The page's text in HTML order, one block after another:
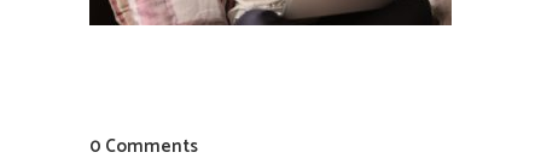
0 Comments